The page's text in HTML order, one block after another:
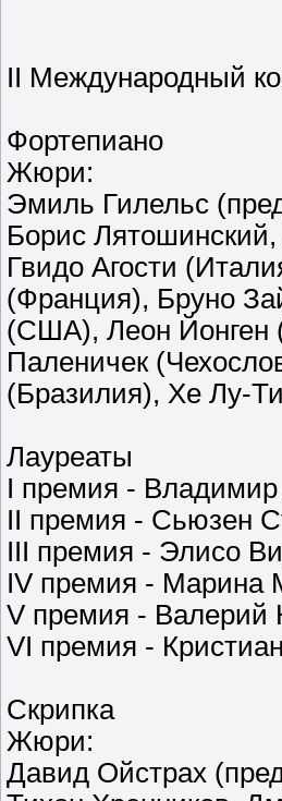
II Международный
Фортепиано
Жюри:
Эмиль Гилельс
Борис
Гвидо Агости
(Франция), Бруно
(США), Леон Йонген
Паленичек
(Бразилия), Хе Лу-
Лауреаты
I премия -
II премия - Сьюзен
III премия - Элисо
IV премия -
V премия -
VI премия -
Скрипка
Жюри:
Давид Ойстрах